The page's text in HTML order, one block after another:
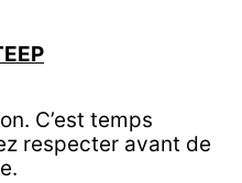
C’est temps
respecter avant de